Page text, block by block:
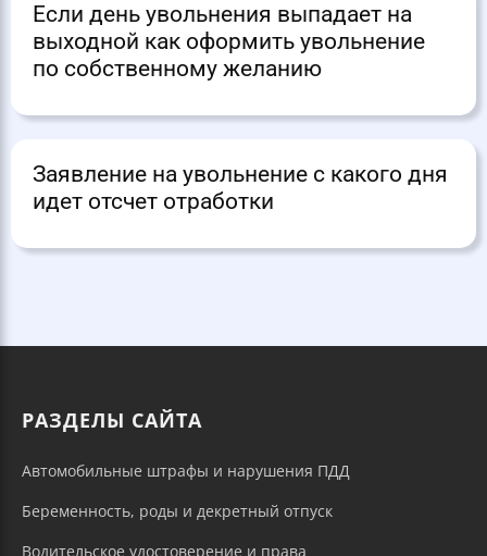
Если день увольнения выпадает на
выходной как оформить увольнение
по собственному желанию
Заявление на увольнение с какого дня
идет отсчет отработки
РАЗДЕЛЫ САЙТА
Автомобильные штрафы и нарушения ПДД
Беременность, роды и декретный отпуск
Водительское удостоверение и права